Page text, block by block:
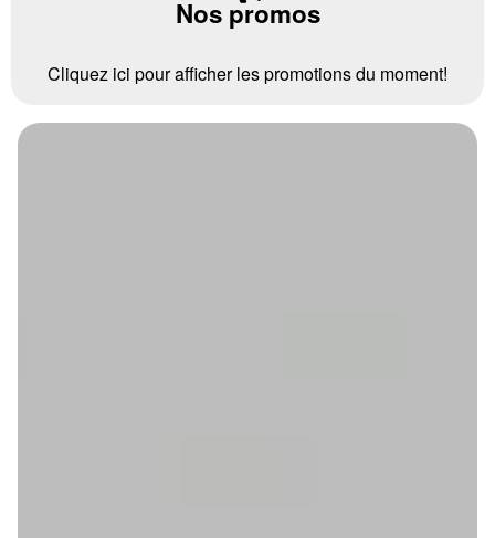
Nos promos
Cliquez ici pour afficher les promotions du moment!